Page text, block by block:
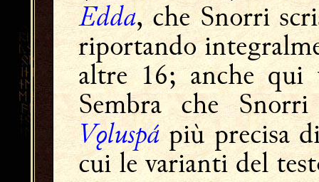
Edda, che Snorri
riportando
altre 16; anche qui
Sembra che
Vǫluspá più precisa
cui le varianti del